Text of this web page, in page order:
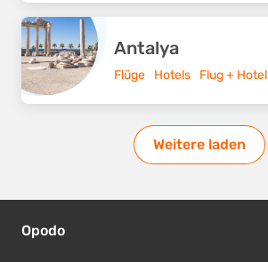
Antalya
Flüge Hotels Flug + Hotel
Weitere laden
Opodo